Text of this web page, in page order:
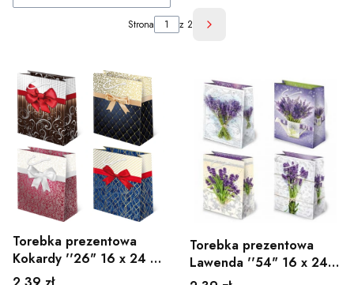
Strona z 2 Następne produkty
Torebka prezentowa
Kokardy ''26" 16 x 24 x
7,5
Cena
Torebka prezentowa
Lawenda ''54" 16 x 24 x
7,5